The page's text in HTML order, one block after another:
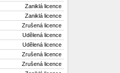
Zaniklá licence
Zaniklá licence
Zrušená licence
Udělená licence
Udělená licence
Zrušená licence
Zrušená licence